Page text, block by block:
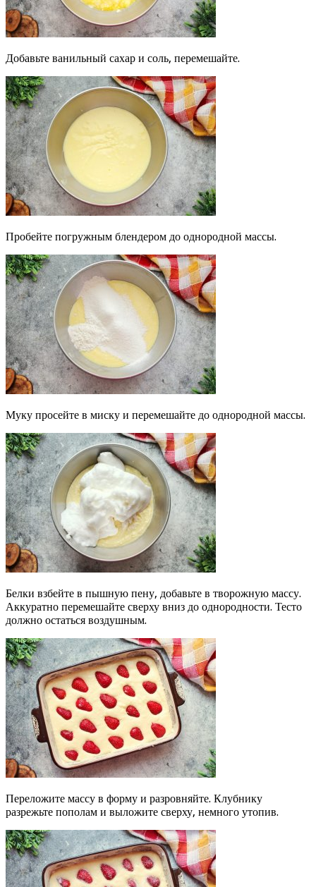
Добавьте ванильный сахар и соль, перемешайте.
Пробейте погружным блендером до однородной массы.
Муку просейте в миску и перемешайте до однородной массы.
Белки взбейте в пышную пену, добавьте в творожную массу.
Аккуратно перемешайте сверху вниз до однородности. Тесто
должно остаться воздушным.
Переложите массу в форму и разровняйте. Клубнику
разрежьте пополам и выложите сверху, немного утопив.